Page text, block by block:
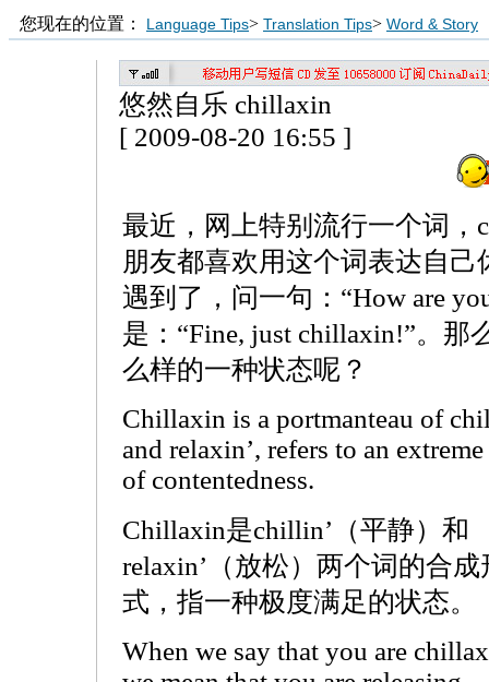
您现在的位置： Language Tips> Translation Tips> Word & Story
悠然自乐 chillaxin
[ 2009-08-20 16:55 ]
最近，网上特别流行一个词
朋友都喜欢用这个词表达自己
遇到了，问一句：“How are
是：“Fine, just chillaxin!”。
么样的一种状态呢？
Chillaxin is a portmanteau of
and relaxin’, refers to an extreme
of contentedness.
Chillaxin是chillin’（平静）和
relaxin’（放松）两个词的合成
式，指一种极度满足的状态。
When we say that you are